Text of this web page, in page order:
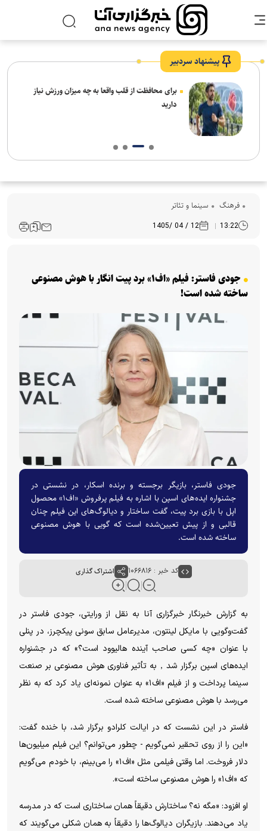
پیشنهاد سردبیر
برای محافظت از قلب واقعا به چه میزان ورزش نیاز
دارید
فرهنگ‌ سینما و تئاتر
13:22
12 / 04 /1405
جودی فاستر: فیلم «اف۱» برد پیت انگار با هوش مصنوعی
ساخته شده است!
جودی فاستر، بازیگر برجسته و برنده اسکار، در نشستی در
جشنواره ایده‌های اسپن با اشاره به فیلم پرفروش «اف۱» محصول
اپل با بازی برد پیت، گفت ساختار و دیالوگ‌های این فیلم چنان
قالبی و از پیش تعیین‌شده است که گویی با هوش مصنوعی
ساخته شده است.
کد خبر : ۱۰۶۶۸۱۶ اشتراک گذاری
به گزارش خبرنگار خبرگزاری آنا به نقل از ورایتی، جودی فاستر در
گفت‌وگویی با مایکل لینتون، مدیرعامل سابق سونی پیکچرز، در پنلی
با عنوان «چه کسی صاحب آینده هالیوود است؟» که در جشنواره
ایده‌های اسپن برگزار شد，به تأثیر فناوری هوش مصنوعی بر صنعت
سینما پرداخت و از فیلم «اف۱» به عنوان نمونه‌ای یاد کرد که به نظر
می‌رسد با هوش مصنوعی ساخته شده است.
فاستر در این نشست که در ایالت کلرادو برگزار شد، با خنده گفت:
«این را از روی تحقیر نمی‌گویم - چطور می‌توانم؟ این فیلم میلیون‌ها
دلار فروخت. اما وقتی فیلمی مثل «اف۱» را می‌بینم، با خودم می‌گویم
که «اف۱» را هوش مصنوعی ساخته است».
او افزود: «مگه نه؟ ساختارش دقیقاً همان ساختاری است که در مدرسه
یاد می‌دهند. بازیگران دیالوگ‌ها را دقیقاً به همان شکلی می‌گویند که